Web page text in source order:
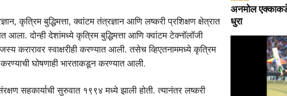
कृत्रिम बुद्धिमत्ता, क्वांटम तंत्रज्ञान आणि लष्करी प्रशिक्षण क्षेत्रात
आला. दोन्ही देशांमध्ये कृत्रिम बुद्धिमत्ता आणि क्वांटम टेक्नॉलॉजी
करारावर स्वाक्षरीही करण्यात आली. तसेच व्हिएतनाममध्ये कृत्रिम
करण्याची घोषणाही भारताकडून करण्यात आली.
सहकार्याची सुरुवात १९९४ मध्ये झाली होती. त्यानंतर लष्करी
अनमोल
धुरा